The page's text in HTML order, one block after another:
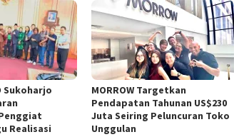
Sukoharjo
Realisasi
MORROW Targetkan
Pendapatan Tahunan US$230
Juta Seiring Peluncuran Toko
Unggulan